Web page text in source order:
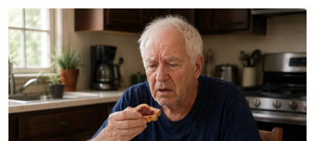
Katanya, ia turut membawa maksud beliau
menerapkan pendekatan rasuah untuk
menimbulkan perpecahan dalam kalangan
ahli parti demi kepentingan peribadi.